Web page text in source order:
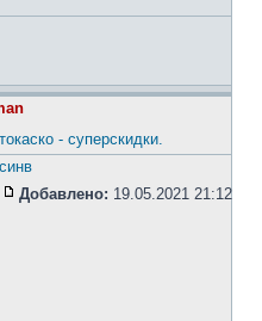
- суперскидки.
Добавлено: 19.05.2021 21:12